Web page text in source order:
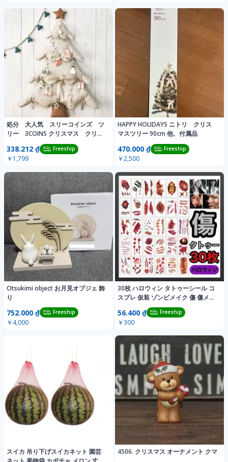
処分 大人気 スリーコインズ ツ
リー 3COINS クリスマス クリス
338.212 ₫ Freeship
￥1,799
HAPPY HOLIDAYS ニトリ クリス
マスツリー 90cm 他、付属品
470.000 ₫ Freeship
￥2,500
Otsukimi object お月見オブジェ 飾
り
752.000 ₫ Freeship
￥4,000
30枚 ハロウィン タトゥーシール コ
スプレ 仮装 ゾンビメイク 傷 傷メイ
56.400 ₫ Freeship
￥300
スイカ 吊り下げスイカネット 園芸
4506. クリスマス オーナメント クマ